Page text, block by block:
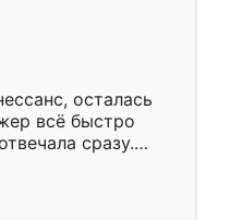
разнообразный.
потребуется из
здесь.
осталась
всё быстро
сразу.
подошёл к
Собрали
аккуратно, даже